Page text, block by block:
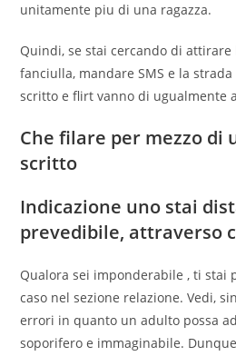
unitamente piu di una ragazza.
Quindi, se stai cercando di attirare
fanciulla, mandare SMS e la
scritto e flirt vanno di ugualmente
Che filare per mezzo di
scritto
Indicazione uno stai
prevedibile, attraverso
Qualora sei imponderabile, ti stai
caso nel sezione relazione. Vedi,
errori in quanto un adulto possa
soporifero e immaginabile.